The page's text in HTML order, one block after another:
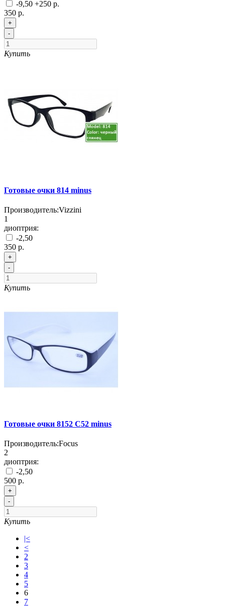
-9,50 +250 р.
350 р.
+
-
Купить
Готовые очки 814 minus
Производитель:Vizzini
1
диоптрия:
-2,50
350 р.
+
-
Купить
Готовые очки 8152 C52 minus
Производитель:Focus
2
диоптрия:
-2,50
500 р.
+
-
Купить
|<
<
2
3
4
5
6
7